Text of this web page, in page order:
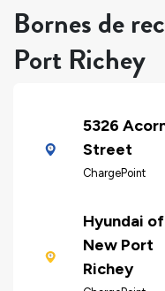
Bornes de
Port Richey
5326
Street
ChargePoint
Hyundai of
New Port
Richey